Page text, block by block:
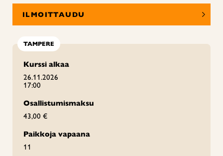
ILMOITTAUDU
TAMPERE
Kurssi alkaa
26.11.2026
17:00
Osallistumismaksu
43,00 €
Paikkoja vapaana
11